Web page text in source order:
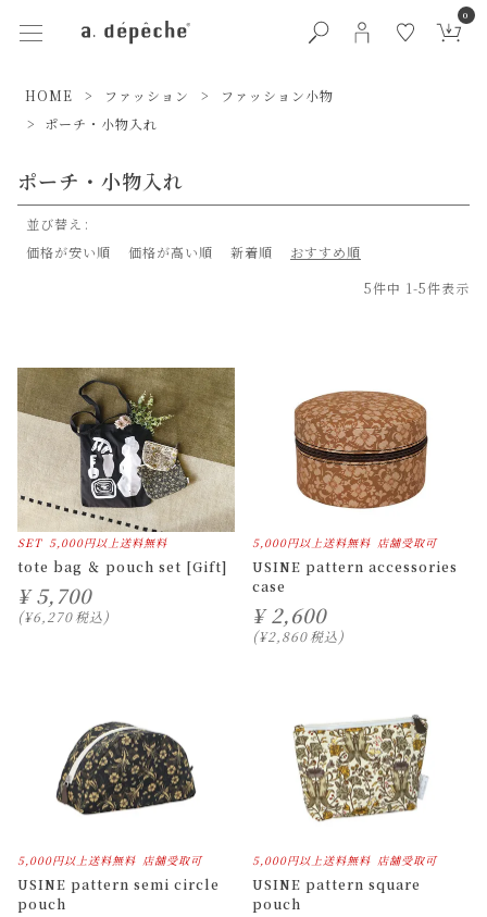
0
HOME ファッション
ファッション小物
ポーチ・小物入れ
ポーチ・小物入れ
並び替え
価格が安い順
価格が高い順 新着順
おすすめ順
5件中 1-5件表示
SET 5,000円以上送料無料
tote bag ＆ pouch set [Gift]
¥ 5,700
¥6,270税込
5,000円以上送料無料 店舗受取可
USINE pattern accessories
case
¥ 2,600
¥2,860税込
5,000円以上送料無料 店舗受取可
USINE pattern semi circle
pouch
5,000円以上送料無料 店舗受取可
USINE pattern square
pouch